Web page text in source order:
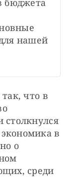
нашей
что в
в
о
среди